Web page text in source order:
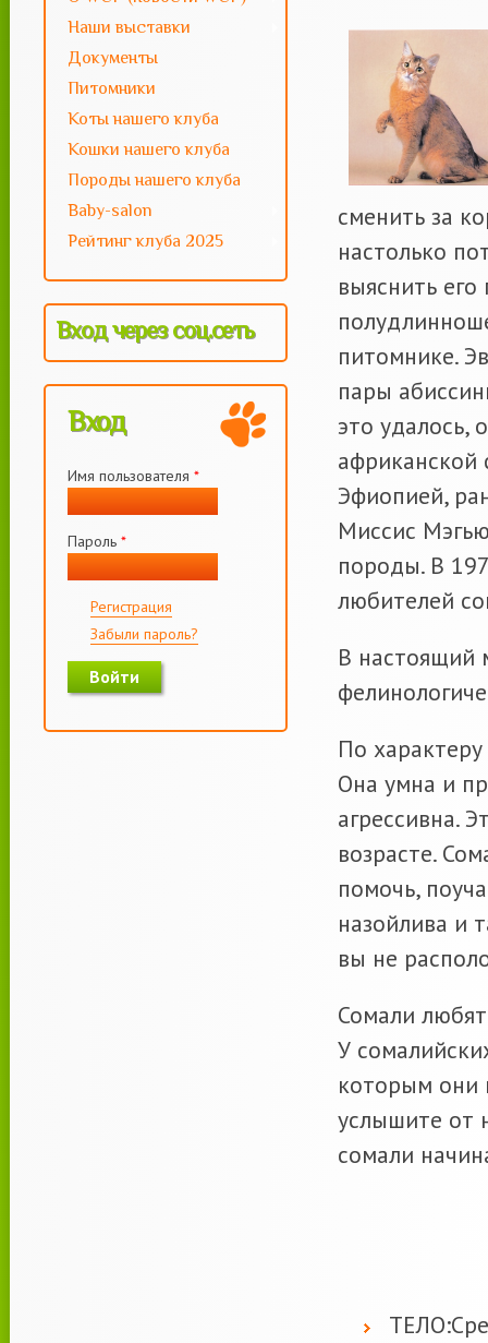
Наши выставки
Документы
Питомники
Коты нашего клуба
Кошки нашего клуба
Породы нашего клуба
Baby-salon
Рейтинг клуба 2025
Вход через соц.сеть
Вход
Имя пользователя *
Пароль *
Регистрация
Забыли пароль?
сменить за
настолько
выяснить
питомнике.
пары
это удалось,
африканской
Эфиопией,
Миссис
породы. В
любителей
В настоящий
По
Она умна и
агрессивна.
возрасте.
помочь,
назойлива и
вы не
Сомали
У
которым они
услышите от
сомали